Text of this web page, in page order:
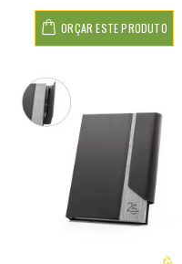
ORÇAR ESTE PRODUTO